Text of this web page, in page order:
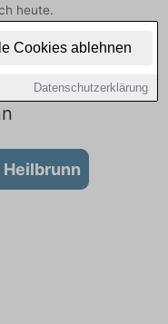
Cookies ablehnen
Datenschutzerklärung
heute.
bei der Bahn:
für